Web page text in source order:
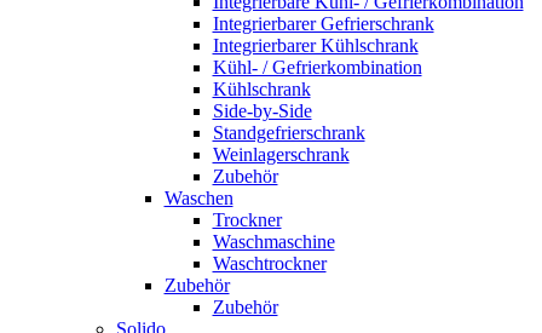
Integrierbarer Gefrierschrank
Integrierbarer Kühlschrank
Kühl- / Gefrierkombination
Kühlschrank
Side-by-Side
Standgefrierschrank
Weinlagerschrank
Zubehör
Waschen
Trockner
Waschmaschine
Waschtrockner
Zubehör
Zubehör
Solido